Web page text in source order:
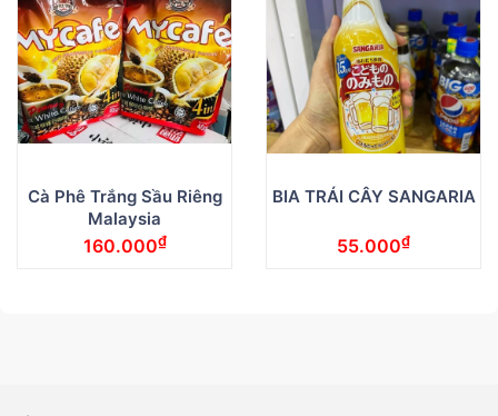
Cà Phê Trắng Sầu Riêng
Malaysia
160.000₫
BIA TRÁI CÂY SANGARIA
55.000₫